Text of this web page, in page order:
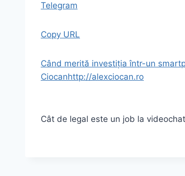
Telegram
Copy URL
Când merită investiția într-un
Ciocanhttp://alexciocan.ro
Cât de legal este un job la